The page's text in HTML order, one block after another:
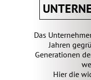
Das
Jahren
Generationen
Hier die